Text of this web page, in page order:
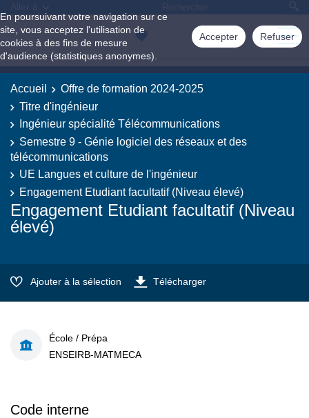
En poursuivant votre navigation sur ce
site, vous acceptez l'utilisation de
cookies à des fins de mesure
d'audience (statistiques anonymes).
Accepter Refuser
Aller à
Accueil
Offre de formation 2024-2025
Titre d'ingénieur
Ingénieur spécialité Télécommunications
Semestre 9 - Génie logiciel des réseaux et des
télécommunications
UE Langues et culture de l'ingénieur
Engagement Etudiant facultatif (Niveau élevé)
Engagement Etudiant facultatif (Niveau
élevé)
Ajouter à la sélection Télécharger
École / Prépa
ENSEIRB-MATMECA
Code interne